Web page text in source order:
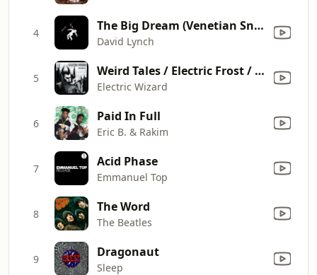
4 The Big Dream (Venetian Snares Remix)
David Lynch
5 Weird Tales / Electric Frost / Golgotha / Altar of Melektaus
Electric Wizard
6 Paid In Full
Eric B. & Rakim
7 Acid Phase
Emmanuel Top
8 The Word
The Beatles
9 Dragonaut
Sleep